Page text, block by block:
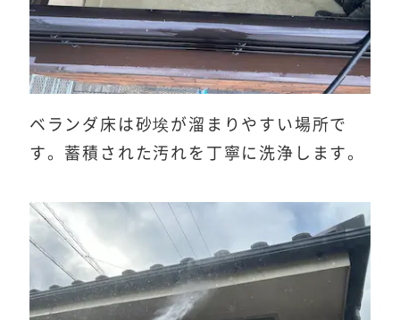
ベランダ床は砂埃が溜まりやすい場所で
す。蓄積された汚れを丁寧に洗浄します。